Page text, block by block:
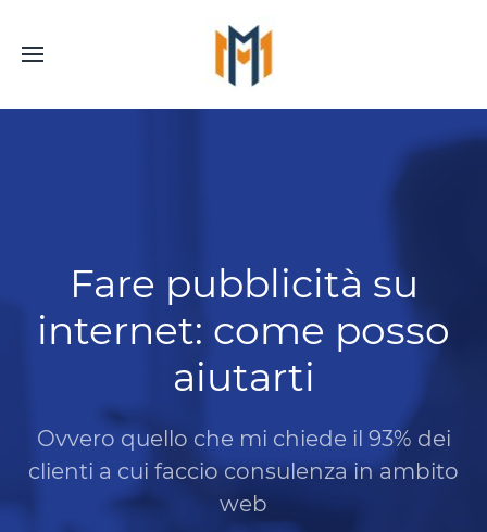
Fare pubblicità su
internet: come posso
aiutarti
Ovvero quello che mi chiede il 93% dei
clienti a cui faccio consulenza in ambito
web